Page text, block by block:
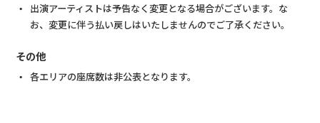
出演アーティストは予告なく変更となる場合がございます。な
お、変更に伴う払い戻しはいたしませんのでご了承ください。
その他
各エリアの座席数は非公表となります。